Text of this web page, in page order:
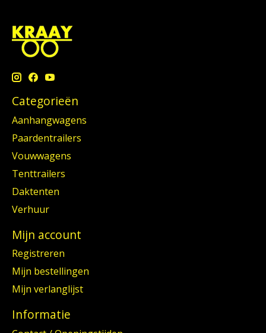
Categorieën
Aanhangwagens
Paardentrailers
Vouwwagens
Tenttrailers
Daktenten
Verhuur
Mijn account
Registreren
Mijn bestellingen
Mijn verlanglijst
Informatie